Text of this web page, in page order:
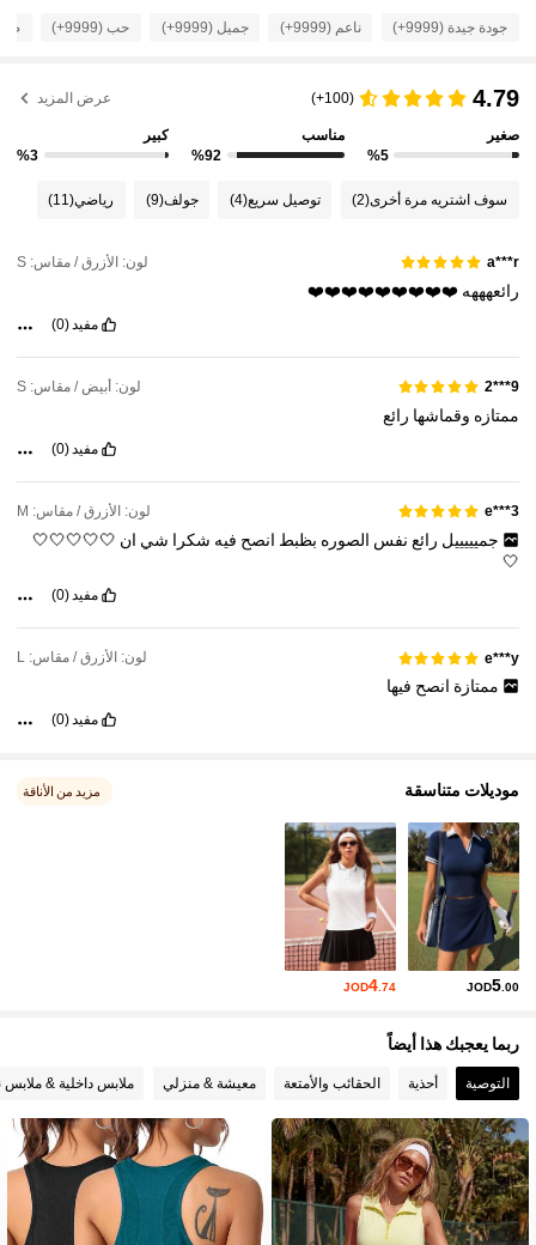
4.91 137K متابعون
137K متابعون
4.91 137K متابعون
4.91
جودة جيدة (9999+) ناعم (9999+) جميل (9999+) حب (9999+)
4.79
(100+) عرض المزيد
صغير
%5
مناسب
%92
كبير
%3
سوف اشتريه مرة أخرى(2) توصيل سريع(4) جولف(9) رياضي(11)
a***r لون: الأزرق / مقاس: S
رائعهههه ❤️❤️❤️❤️❤️❤️❤️❤️❤️
مفيد(0)
9***2 لون: أبيض / مقاس: S
ممتازه وقماشها رائع
مفيد(0)
e***3 لون: الأزرق / مقاس: M
جميييييل رائع نفس الصوره بظبط انصح فيه شكرا شي ان 🤍🤍🤍🤍🤍
🤍
مفيد(0)
e***y لون: الأزرق / مقاس: L
ممتازة انصح فيها
مفيد(0)
موديلات متناسقة مزيد من الأناقة
JOD5.00
JOD4.74
ربما يعجبك هذا أيضاً
التوصية أحذية الحقائب والأمتعة معيشة & منزلي ملابس داخلية & ملابس